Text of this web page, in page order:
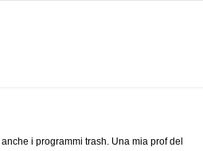
i programmi trash. Una mia prof del